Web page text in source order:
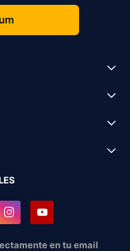
en tu email